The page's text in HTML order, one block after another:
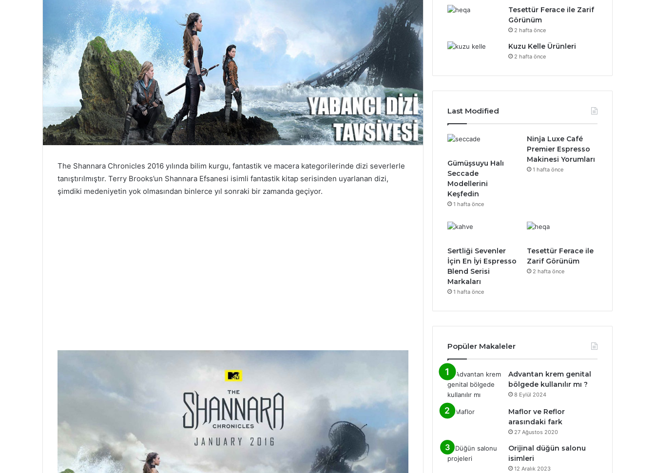
The Shannara Chronicles 2016 yılında bilim kurgu, fantastik ve macera kategorilerinde dizi severlerle
tanıştırılmıştır. Terry Brooks’un Shannara Efsanesi isimli fantastik kitap serisinden uyarlanan dizi,
şimdiki medeniyetin yok olmasından binlerce yıl sonraki bir zamanda geçiyor.
Tesettür Ferace ile Zarif
Görünüm
2 hafta önce
Kuzu Kelle Ürünleri
2 hafta önce
Last Modified
Gümüşsuyu Halı
Seccade
Modellerini
Keşfedin
1 hafta önce
Ninja Luxe Café
Premier Espresso
Makinesi Yorumları
1 hafta önce
Sertliği Sevenler
İçin En İyi Espresso
Blend Serisi
Markaları
1 hafta önce
Tesettür Ferace ile
Zarif Görünüm
2 hafta önce
Popüler Makaleler
Advantan krem genital
bölgede kullanılır mı ?
8 Eylül 2024
Maflor ve Reflor
arasındaki fark
27 Ağustos 2020
Orijinal düğün salonu
isimleri
12 Aralık 2023